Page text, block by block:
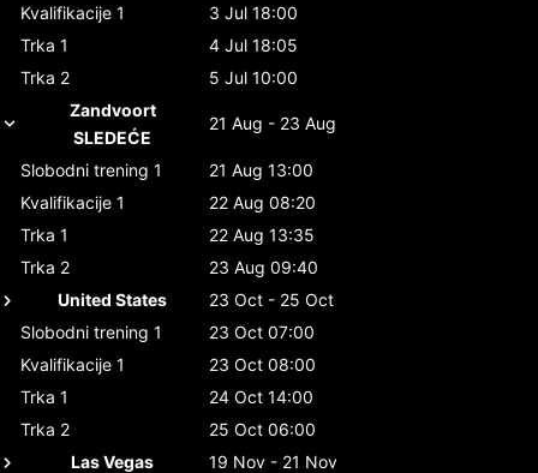
Kvalifikacije 1
3 Jul 18:00
Trka 1
4 Jul 18:05
Trka 2
5 Jul 10:00
Zandvoort
SLEDEĆE
21 Aug - 23 Aug
Slobodni trening 1
21 Aug 13:00
Kvalifikacije 1
22 Aug 08:20
Trka 1
22 Aug 13:35
Trka 2
23 Aug 09:40
United States
23 Oct - 25 Oct
Slobodni trening 1
23 Oct 07:00
Kvalifikacije 1
23 Oct 08:00
Trka 1
24 Oct 14:00
Trka 2
25 Oct 06:00
Las Vegas
19 Nov - 21 Nov